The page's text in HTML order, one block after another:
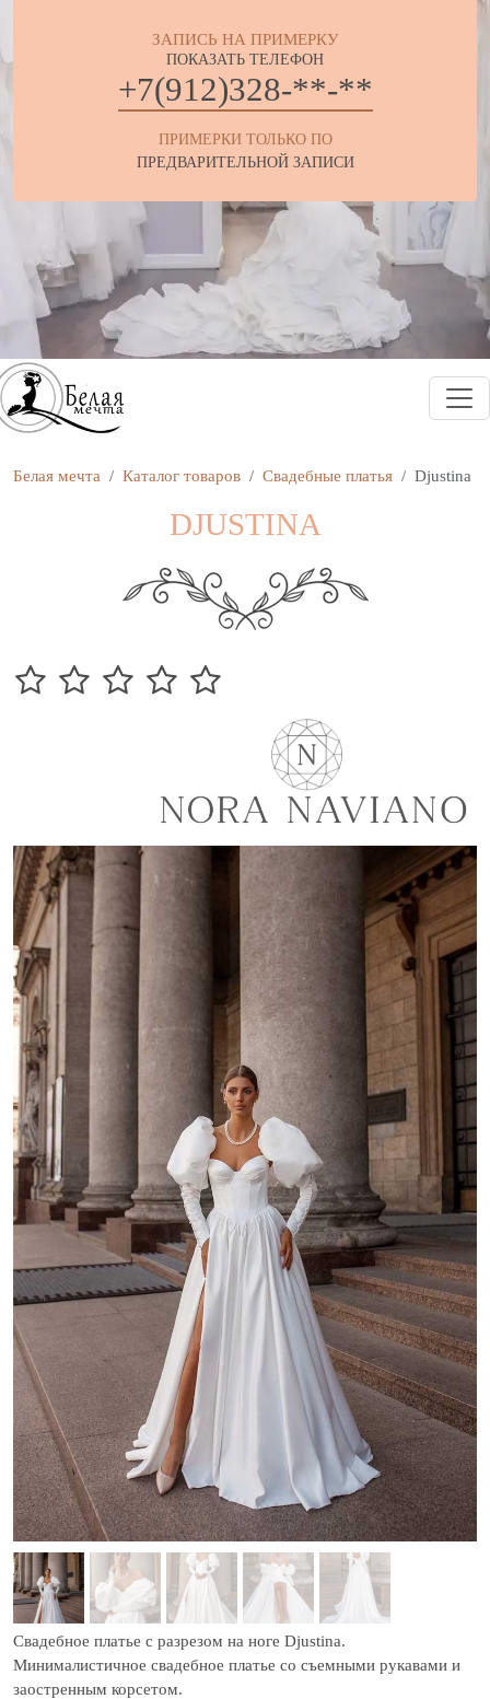
ЗАПИСЬ НА ПРИМЕРКУ
ПОКАЗАТЬ ТЕЛЕФОН
+7(912)328-**-**
ПРИМЕРКИ ТОЛЬКО ПО
ПРЕДВАРИТЕЛЬНОЙ ЗАПИСИ
Белая мечта Каталог товаров Свадебные платья Djustina
DJUSTINA
Cвадебное платье с разрезом на ноге Djustina.
Минималистичное свадебное платье со съемными рукавами и
заостренным корсетом.